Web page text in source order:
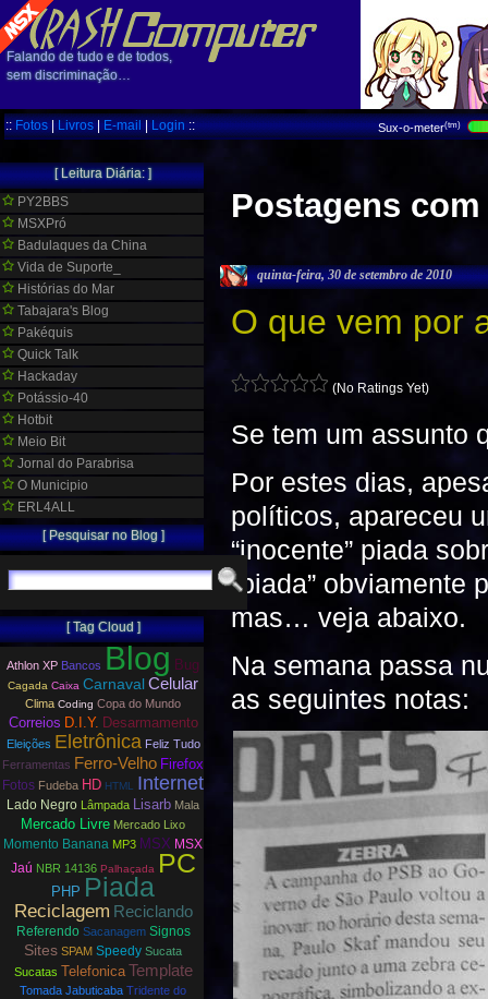
Falando de tudo e de todos,
sem discriminação…
::Fotos|Livros|E-mail|Login:: Sux-o-meter(tm)
Postagens com
quinta-feira, 30 de setembro de 2010
O que vem por
(No Ratings Yet)
Se tem um assunto
Por estes dias,
políticos, apareceu
“inocente” piada
“piada” obviamente
mas… veja abaixo.
Na semana passa
as seguintes notas:
[ Leitura Diária: ]
PY2BBS
MSXPró
Badulaques da China
Vida de Suporte_
Histórias do Mar
Tabajara's Blog
Pakéquis
Quick Talk
Hackaday
Potássio-40
Hotbit
Meio Bit
Jornal do Parabrisa
O Municipio
ERL4ALL
[ Pesquisar no Blog ]
[ Tag Cloud ]
Athlon XP Bancos Blog Bug
Cagada Caixa CarnavalCelular
Clima Coding Copa do Mundo
Correios D.I.Y. Desarmamento
Eleições Eletrônica Feliz Tudo
Ferramentas Ferro-Velho Firefox
Fotos Fudeba HD HTML Internet
Lado Negro Lâmpada Lisarb Mala
Mercado Livre Mercado Lixo
Momento Banana MP3 MSX MSX
Jaú NBR 14136 Palhaçada PC
PHP Piada
Reciclagem Reciclando
Referendo Sacanagem Signos
Sites SPAM Speedy Sucata
Sucatas Telefonica Template
Tomada Jabuticaba Tridente do